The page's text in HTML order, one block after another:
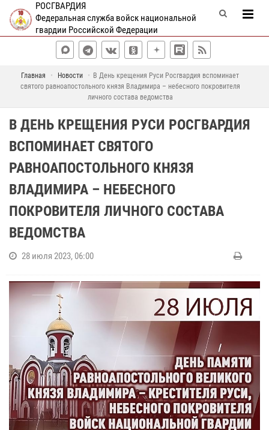
РОСГВАРДИЯ
Федеральная служба войск национальной
гвардии Российской Федерации
Главная Новости
В День крещения Руси Росгвардия вспоминает
святого равноапостольного князя Владимира – небесного покровителя
личного состава ведомства
В ДЕНЬ КРЕЩЕНИЯ РУСИ РОСГВАРДИЯ
ВСПОМИНАЕТ СВЯТОГО
РАВНОАПОСТОЛЬНОГО КНЯЗЯ
ВЛАДИМИРА – НЕБЕСНОГО
ПОКРОВИТЕЛЯ ЛИЧНОГО СОСТАВА
ВЕДОМСТВА
28 июля 2023, 06:00